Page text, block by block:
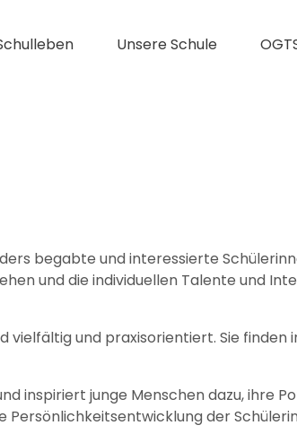
Unsere Schule
begabte und interessierte
und die individuellen Talente und
vielfältig und praxisorientiert. Sie
inspiriert junge Menschen dazu, ihre
der